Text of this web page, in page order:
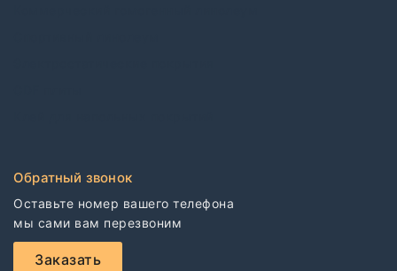
Обратный звонок
Оставьте номер вашего телефона
мы сами вам перезвоним
Заказать